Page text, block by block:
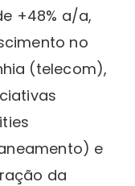
+48% a/a,
no
(telecom),
e
da